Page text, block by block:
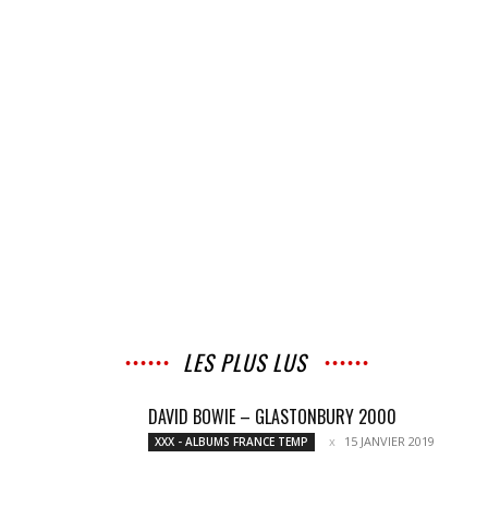
LES PLUS LUS
DAVID BOWIE – GLASTONBURY 2000
XXX - ALBUMS FRANCE TEMP 15 JANVIER 2019